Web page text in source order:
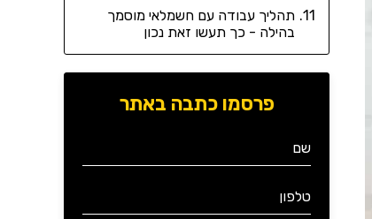
תהליך עבודה עם חשמלאי מוסמך
בהילה - כך תעשו זאת נכון
פרסמו כתבה באתר